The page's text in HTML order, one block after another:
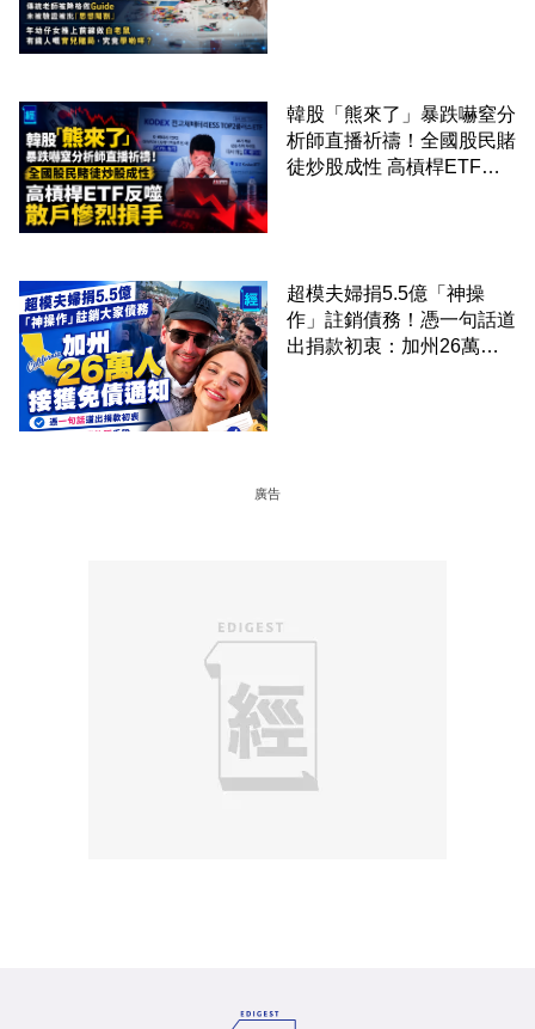
韓股「熊來了」暴跌嚇窒分
析師直播祈禱！全國股民賭
徒炒股成性 高槓桿ETF反
超模夫婦捐5.5億「神操
作」註銷債務！憑一句話道
出捐款初衷：加州26萬人
廣告